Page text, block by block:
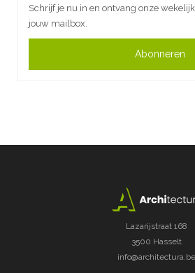
Schrijf je nu in en ontvang onze
jouw mailbox.
Abonneren
Lazarijstraat 168
3500 Hasselt
info@architectura.be